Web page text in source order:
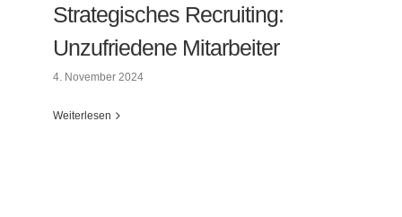
Strategisches Recruiting:
Unzufriedene Mitarbeiter
4. November 2024
Weiterlesen